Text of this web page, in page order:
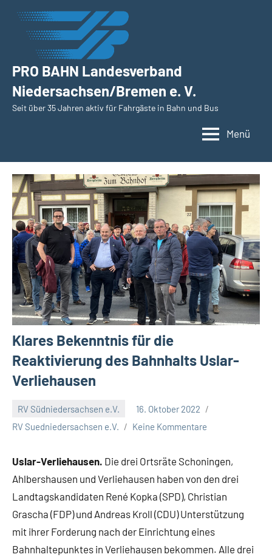
Inhalt
springen
PRO BAHN Landesverband
Niedersachsen/Bremen e. V.
Seit über 35 Jahren aktiv für Fahrgäste in Bahn und Bus
Menü
Klares Bekenntnis für die
Reaktivierung des Bahnhalts Uslar-
Verliehausen
RV Südniedersachsen e.V.
16. Oktober 2022
RV Suedniedersachsen e.V.
Keine Kommentare
Uslar-Verliehausen. Die drei Ortsräte Schoningen,
Ahlbershausen und Verliehausen haben von den drei
Landtagskandidaten René Kopka (SPD), Christian
Grascha (FDP) und Andreas Kroll (CDU) Unterstützung
mit ihrer Forderung nach der Einrichtung eines
Bahnhaltepunktes in Verliehausen bekommen. Alle drei